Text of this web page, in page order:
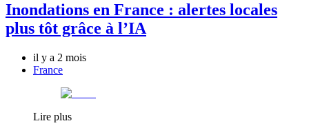
Inondations en France : alertes locales
plus tôt grâce à l’IA
il y a 2 mois
France
Lire plus